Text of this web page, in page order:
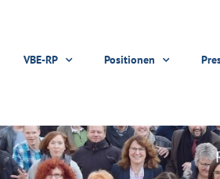
VBE-RP Positionen